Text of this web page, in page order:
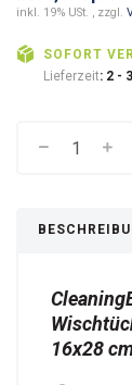
inkl. 19% USt. , zzgl.
SOFORT
Lieferzeit: 2 -
16x28